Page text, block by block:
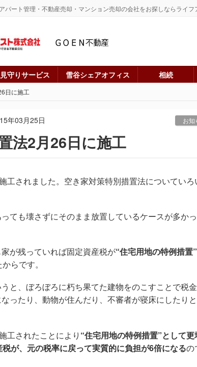
ート管理・不動産売却・マンション売却の会社をお探しならライフ
守りサービス 雪谷シェアオフィス 相続
日に施工
年03月25日 お知
法2月26日に施工
工されました。空き家対策特別措置法についていろ
ても壊さずにそのまま放置しているケースが多か
が残っていれば固定資産税が“住宅用地の特例措置
らです。
と、ぼろぼろに朽ち果てた建物をのこすことで税
ったり、動物が住んだり、不審者が寝床にしたり
工されたことにより “住宅用地の特例措置”として更
が、元の税率に戻って実質的に負担が6倍になるの